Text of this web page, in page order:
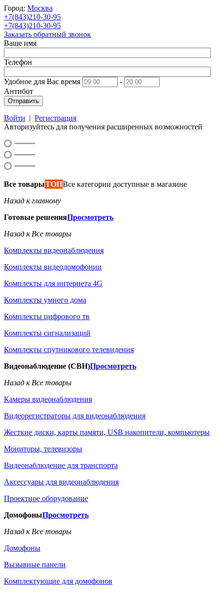
Город: Москва
+7(843)210-30-95
+7(843)210-30-95
Заказать обратный звонок
Ваше имя
Телефон
Удобное для Вас время
-
Антибот
Отправить
Войти | Регистрация
Авторизуйтесь для получения расширенных возможностей
Все товарыТОПВсе категории доступные в магазине
Назад к главному
Готовые решенияПросмотреть
Назад к Все товары
Комплекты видеонаблюдения
Комплекты видеодомофонии
Комплекты для интернета 4G
Комплекты умного дома
Комплекты цифрового тв
Комплекты сигнализаций
Комплекты спутникового телевидения
Видеонаблюдение (СВН)Просмотреть
Назад к Все товары
Камеры видеонаблюдения
Видеорегистраторы для видеонаблюдения
Жесткие диски, карты памяти, USB накопители, компьютеры
Мониторы, телевизоры
Видеонаблюдение для транспорта
Аксессуары для видеонаблюдения
Проектное оборудование
ДомофоныПросмотреть
Назад к Все товары
Домофоны
Вызывные панели
Комплектующие для домофонов